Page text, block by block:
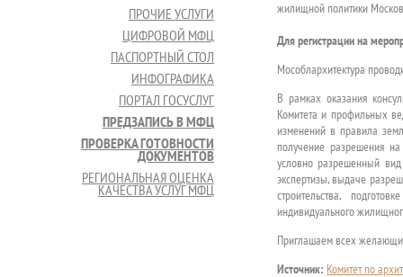
ПРОЧИЕ УСЛУГИ
ЦИФРОВОЙ МФЦ
ПАСПОРТНЫЙ СТОЛ
ИНФОГРАФИКА
ПОРТАЛ ГОСУСЛУГ
ПРЕДЗАПИСЬ В МФЦ
ПРОВЕРКА ГОТОВНОСТИ
ДОКУМЕНТОВ
РЕГИОНАЛЬНАЯ ОЦЕНКА
КАЧЕСТВА УСЛУГ МФЦ
жилищной политики
Для регистрации на
Мособлархитектура
В рамках оказания
Комитета и профильных
изменений в правила
получение разрешения
условно разрешенный вид
экспертизы, выдаче
строительства,
индивидуального
Приглашаем всех
Источник: Комитет по